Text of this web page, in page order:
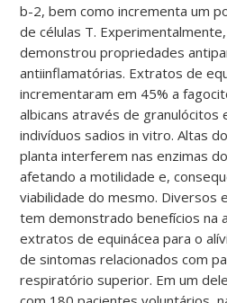
b-2, bem como incrementa um
de células T.
demonstrou propriedades
antiinflamatórias. Extratos de
incrementaram em 45% a
albicans através de granulócitos
indivíduos sadios in vitro. Altas
planta interferem nas enzimas
afetando a motilidade e,
viabilidade do mesmo. Diversos
tem demonstrado benefícios na
extratos de equinácea para o
de sintomas relacionados com
respiratório superior. Em um